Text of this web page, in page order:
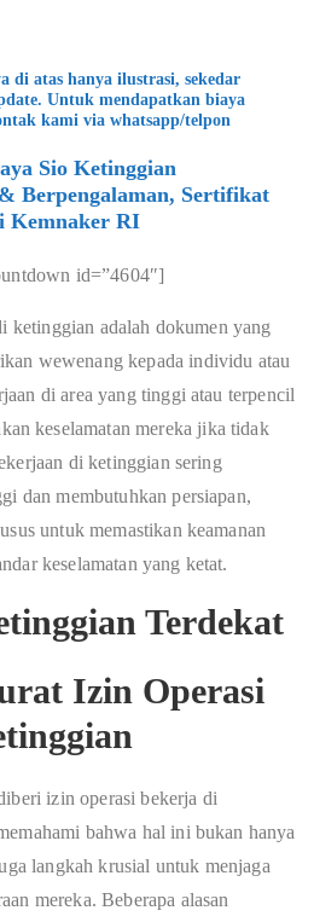
atas hanya ilustrasi, sekedar
Untuk mendapatkan biaya
kami via whatsapp/telpon
Sio Ketinggian
Berpengalaman, Sertifikat
Kemnaker RI
id=”4604″]
ketinggian adalah dokumen yang
wewenang kepada individu atau
di area yang tinggi atau terpencil
keselamatan mereka jika tidak
di ketinggian sering
dan membutuhkan persiapan,
untuk memastikan keamanan
keselamatan yang ketat.
Izin Operasi
izin operasi bekerja di
bahwa hal ini bukan hanya
langkah krusial untuk menjaga
mereka. Beberapa alasan